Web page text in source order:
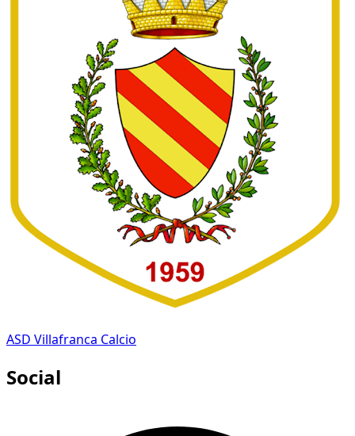
ASD Villafranca Calcio
Social